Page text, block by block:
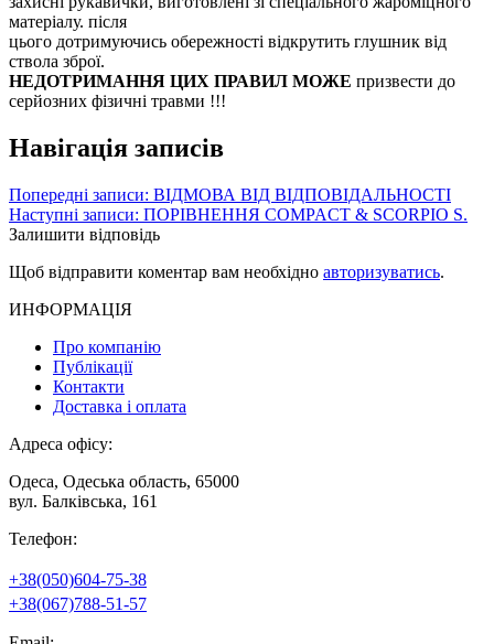
матеріалу. після
цього дотримуючись обережності відкрутить глушник від
ствола зброї.
НЕДОТРИМАННЯ ЦИХ ПРАВИЛ МОЖЕ призвести до
серйозних фізичні травми !!!
Навігація записів
Попередні записи: ВІДМОВА ВІД ВІДПОВІДАЛЬНОСТІ
Наступні записи: ПОРІВНЕННЯ COMPACT & SCORPIO S.
Залишити відповідь
Щоб відправити коментар вам необхідно авторизуватись.
ИНФОРМАЦІЯ
Про компанію
Публікації
Контакти
Доставка і оплата
Адреса офісу:
Одеса, Одеська область, 65000
вул. Балківська, 161
Телефон:
+38(050)604-75-38
+38(067)788-51-57